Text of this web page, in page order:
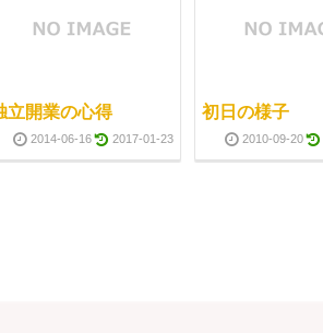
立開業の心得
2014-06-16 2017-01-23
初日の様子
2010-09-20